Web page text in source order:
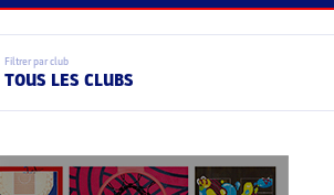
Filtrer par club
TOUS LES CLUBS